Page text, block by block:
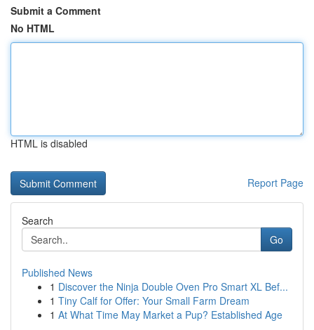
Submit a Comment
No HTML
HTML is disabled
Report Page
Search
Go
Published News
1 Discover the Ninja Double Oven Pro Smart XL Bef...
1 Tiny Calf for Offer: Your Small Farm Dream
1 At What Time May Market a Pup? Established Age